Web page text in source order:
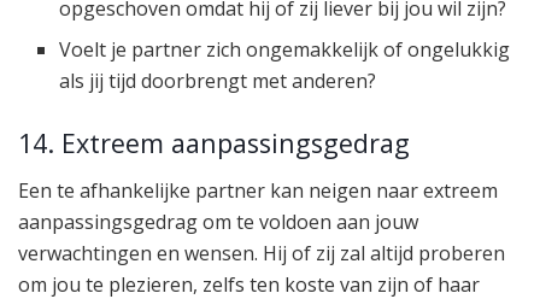
opgeschoven omdat hij of zij liever bij jou wil zijn?
Voelt je partner zich ongemakkelijk of ongelukkig
als jij tijd doorbrengt met anderen?
14. Extreem aanpassingsgedrag
Een te afhankelijke partner kan neigen naar extreem
aanpassingsgedrag om te voldoen aan jouw
verwachtingen en wensen. Hij of zij zal altijd proberen
om jou te plezieren, zelfs ten koste van zijn of haar